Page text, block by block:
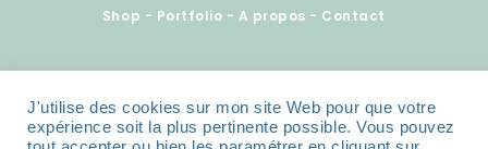
Shop - Portfolio - A propos - Contact
Copyright ©sarahquarelle, 2022 - Tous
droits réservés -Mentions légales
J'utilise des cookies sur mon site Web pour que votre
expérience soit la plus pertinente possible. Vous pouvez